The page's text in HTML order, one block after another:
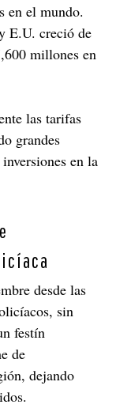
en el mundo.
E.U. creció de
millones en
las tarifas
grandes
en la
desde las
sin
festín
de
dejando